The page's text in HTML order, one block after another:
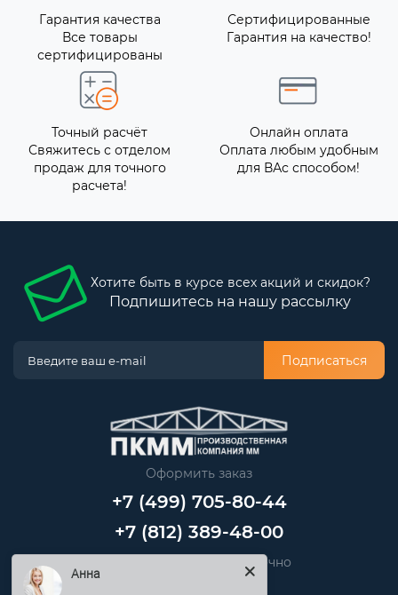
Гарантия качества
Все товары
сертифицированы
Сертифицированные
Гарантия на качество!
Точный расчёт
Свяжитесь с отделом
продаж для точного
расчета!
Онлайн оплата
Оплата любым удобным
для ВАс способом!
Хотите быть в курсе всех акций и скидок?
Подпишитесь на нашу рассылку
Подписаться
Оформить заказ
+7 (499) 705-80-44
+7 (812) 389-48-00
Звоните нам круглосуточно
Анна